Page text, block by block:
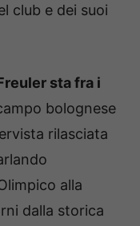
club e dei suoi
sta fra i
bolognese
rilasciata
alla
dalla storica